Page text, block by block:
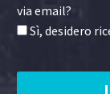
via email?
Sì, desidero